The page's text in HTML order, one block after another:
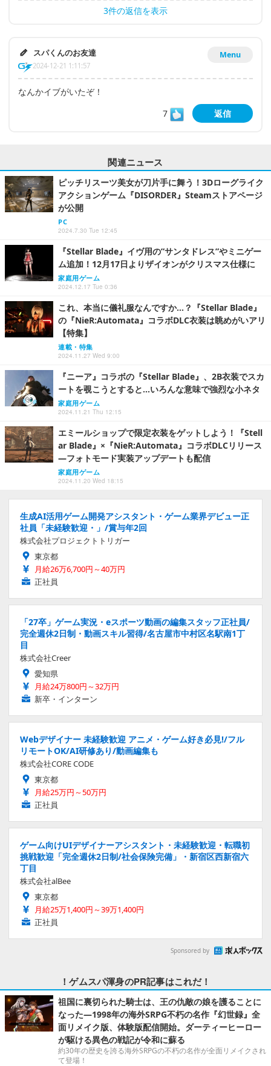
3件の返信を表示
Menu
スパくんのお友達
2024-12-21 1:11:57
なんかイブがいたぞ！
7
返信
関連ニュース
ピッチリスーツ美女が刀片手に舞う！3Dローグライク
アクションゲーム『DISORDER』Steamストアページ
が公開
PC
2024.7.30 Tue 12:45
『Stellar Blade』イヴ用の”サンタドレス”やミニゲー
ム追加！12月17日よりザイオンがクリスマス仕様に
家庭用ゲーム
2024.12.17 Tue 0:36
これ、本当に儀礼服なんですか…？『Stellar Blade』
の『NieR:Automata』コラボDLC衣装は眺めがいアリ
【特集】
連載・特集
2024.11.27 Wed 9:00
『ニーア』コラボの『Stellar Blade』、2B衣装でスカ
ートを覗こうとすると…いろんな意味で強烈な小ネタ
家庭用ゲーム
2024.11.21 Thu 12:15
エミールショップで限定衣装をゲットしよう！『Stell
ar Blade』×『NieR:Automata』コラボDLCリリース
―フォトモード実装アップデートも配信
家庭用ゲーム
2024.11.20 Wed 18:15
生成AI活用ゲーム開発アシスタント・ゲーム業界デビュー正
社員「未経験歓迎・」/賞与年2回
株式会社プロジェクトトリガー
東京都
月給26万6,700円～40万円
正社員
「27卒」ゲーム実況・eスポーツ動画の編集スタッフ正社員/
完全週休2日制・動画スキル習得/名古屋市中村区名駅南1丁
目
株式会社Creer
愛知県
月給24万800円～32万円
新卒・インターン
Webデザイナー 未経験歓迎 アニメ・ゲーム好き必見!/フル
リモートOK/AI研修あり/動画編集も
株式会社CORE CODE
東京都
月給25万円～50万円
正社員
ゲーム向けUIデザイナーアシスタント・未経験歓迎・転職初
挑戦歓迎「完全週休2日制/社会保険完備」・新宿区西新宿六
丁目
株式会社alBee
東京都
月給25万1,400円～39万1,400円
正社員
Sponsored by
！ゲムスパ渾身のPR記事はこれだ！
祖国に裏切られた騎士は、王の仇敵の娘を護ることに
なった―1998年の海外SRPG不朽の名作『幻世録』全
面リメイク版、体験版配信開始。ダーティーヒーロー
が駆ける異色の戦記が令和に蘇る
約30年の歴史を誇る海外SRPGの不朽の名作が全面リメイクされ
て登場！